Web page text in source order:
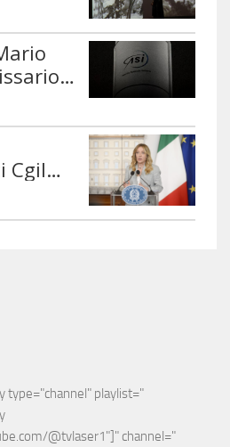
playlist="
@tvlaser1"]" channel="